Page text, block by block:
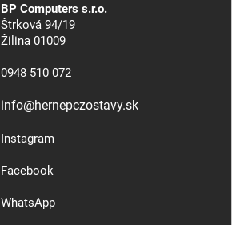
BP Computers s.r.o.
Štrková 94/19
Žilina 01009
0948 510 072
info@hernepczostavy.sk
Instagram
Facebook
WhatsApp